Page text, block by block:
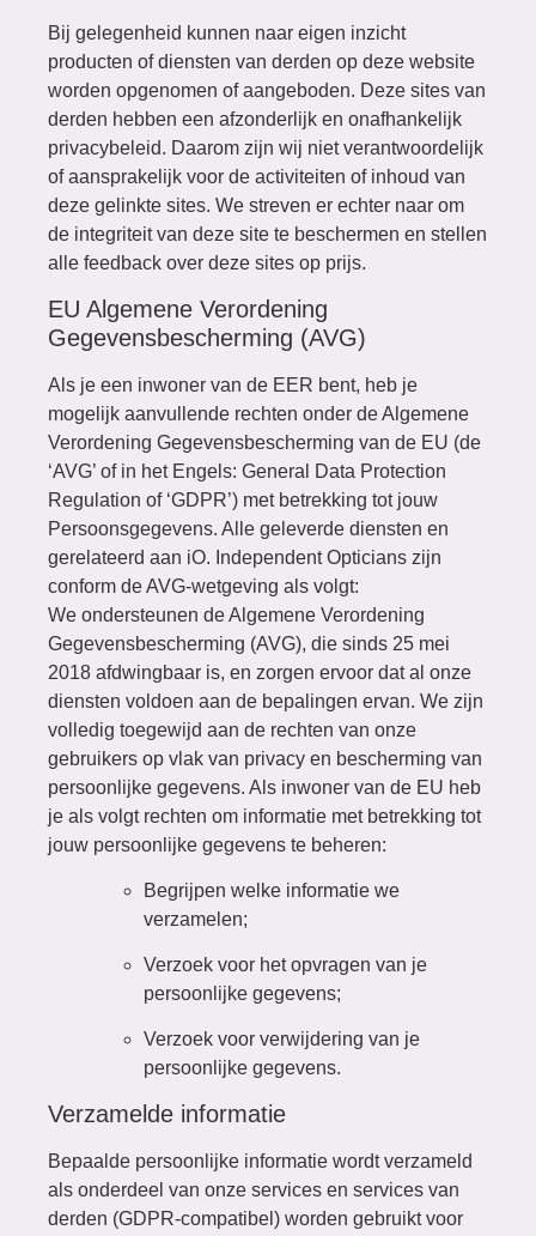
Bij gelegenheid kunnen naar eigen inzicht
producten of diensten van derden op deze website
worden opgenomen of aangeboden. Deze sites van
derden hebben een afzonderlijk en onafhankelijk
privacybeleid. Daarom zijn wij niet verantwoordelijk
of aansprakelijk voor de activiteiten of inhoud van
deze gelinkte sites. We streven er echter naar om
de integriteit van deze site te beschermen en stellen
alle feedback over deze sites op prijs.
EU Algemene Verordening
Gegevensbescherming (AVG)
Als je een inwoner van de EER bent, heb je
mogelijk aanvullende rechten onder de Algemene
Verordening Gegevensbescherming van de EU (de
‘AVG’ of in het Engels: General Data Protection
Regulation of ‘GDPR’) met betrekking tot jouw
Persoonsgegevens. Alle geleverde diensten en
gerelateerd aan iO. Independent Opticians zijn
conform de AVG-wetgeving als volgt:
We ondersteunen de Algemene Verordening
Gegevensbescherming (AVG), die sinds 25 mei
2018 afdwingbaar is, en zorgen ervoor dat al onze
diensten voldoen aan de bepalingen ervan. We zijn
volledig toegewijd aan de rechten van onze
gebruikers op vlak van privacy en bescherming van
persoonlijke gegevens. Als inwoner van de EU heb
je als volgt rechten om informatie met betrekking tot
jouw persoonlijke gegevens te beheren:
Begrijpen welke informatie we
verzamelen;
Verzoek voor het opvragen van je
persoonlijke gegevens;
Verzoek voor verwijdering van je
persoonlijke gegevens.
Verzamelde informatie
Bepaalde persoonlijke informatie wordt verzameld
als onderdeel van onze services en services van
derden (GDPR-compatibel) worden gebruikt voor